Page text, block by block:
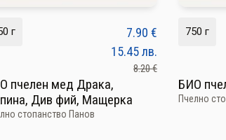
г 7.90 €
15.45лв.
8.20 €
пчелен мед Драка,
Див фий, Мащерка
стопанство Панов
750 г
БИО
Пчелно